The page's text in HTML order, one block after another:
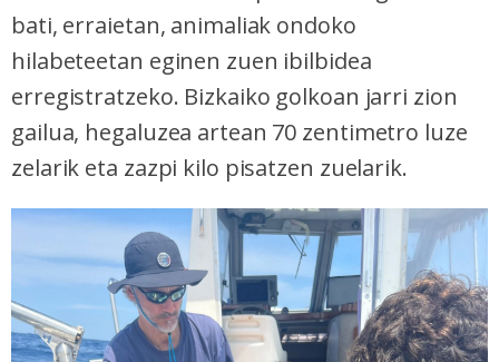
bati, erraietan, animaliak ondoko
hilabeteetan eginen zuen ibilbidea
erregistratzeko. Bizkaiko golkoan jarri zion
gailua, hegaluzea artean 70 zentimetro luze
zelarik eta zazpi kilo pisatzen zuelarik.